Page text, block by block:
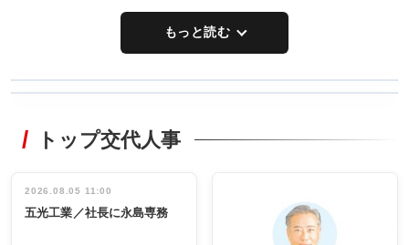
もっと読む
非鉄業界で
インタビュ
ー／社内ア
タックトレー
祝う 業界関
係者ら220人
出席
トップ交代人事
2026.08.05 11:00
五光工業／社長に永島専務